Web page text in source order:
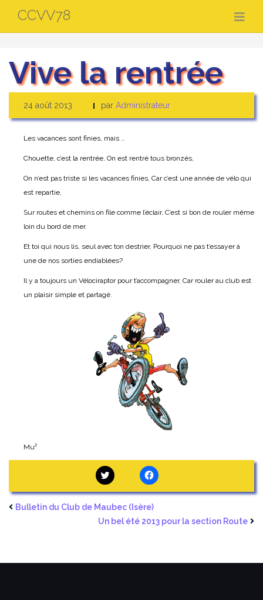
contenu
CCVV78
Vive la rentrée
24 août 2013 par Administrateur
Les vacances sont finies, mais …
Chouette, c’est la rentrée, On est rentré tous bronzés,
On n’est pas triste si les vacances finies, Car c’est une année de vélo qui
est repartie,
Sur routes et chemins on file comme l’éclair, C’est si bon de rouler même
loin du bord de mer.
Et toi qui nous lis, seul avec ton destrier, Pourquoi ne pas t’essayer à
une de nos sorties endiablées?
Il y a toujours un Vélociraptor pour t’accompagner, Car rouler au club est
un plaisir simple et partagé.
Mu²
Bulletin du Club de Maubec (Isère)
Un bel été 2013 pour la section Route